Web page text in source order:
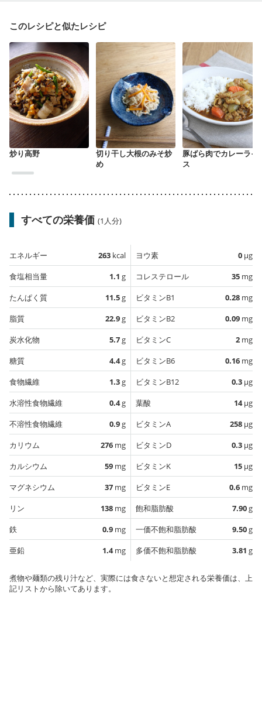
このレシピと似たレシピ
炒り高野
切り干し大根のみそ炒
め
豚ばら肉でカレーライ
ス
すべての栄養価 (1人分)
エネルギー 263 kcal
食塩相当量
1.1 g
たんぱく質
11.5g
脂質
22.9g
炭水化物
5.7g
糖質
4.4g
食物繊維
1.3g
水溶性食物繊維
0.4g
不溶性食物繊維
0.9g
カリウム
276 mg
カルシウム
59 mg
マグネシウム
37 mg
リン
138 mg
鉄
0.9 mg
亜鉛
1.4mg
ヨウ素 0 µg
コレステロール
35 mg
ビタミンB1
0.28 mg
ビタミンB2
0.09 mg
ビタミンC
2 mg
ビタミンB6
0.16 mg
ビタミンB12
0.3 µg
葉酸
14µg
ビタミンA
258 µg
ビタミンD
0.3 µg
ビタミンK
15 µg
ビタミンE
0.6 mg
飽和脂肪酸
7.90g
一価不飽和脂肪酸
9.50g
多価不飽和脂肪酸
3.81 g
煮物や麺類の残り汁など、実際には食さないと想定される栄養価は、上
記リストから除いてあります。